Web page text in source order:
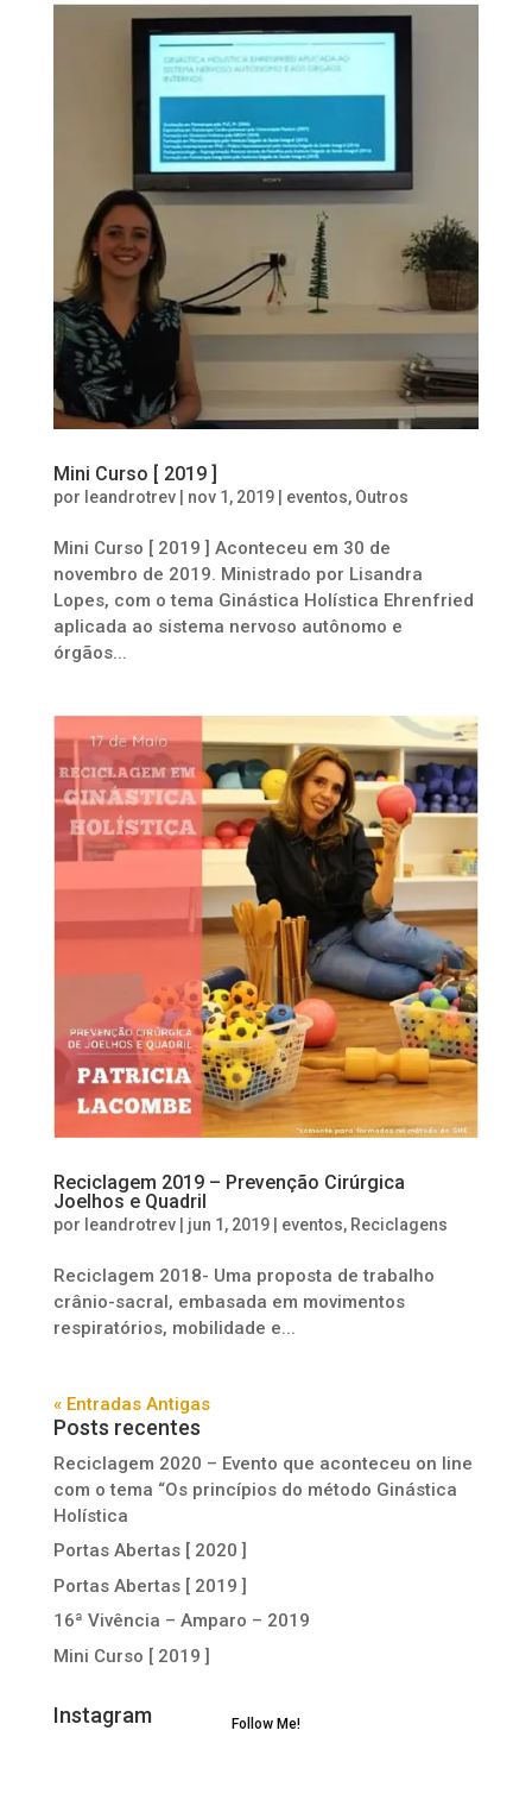
Mini Curso [ 2019 ]
por leandrotrev| nov 1, 2019| eventos, Outros
Mini Curso [ 2019 ] Aconteceu em 30 de
novembro de 2019. Ministrado por Lisandra
Lopes, com o tema Ginástica Holística Ehrenfried
aplicada ao sistema nervoso autônomo e
órgãos...
Reciclagem 2019 – Prevenção Cirúrgica
Joelhos e Quadril
por leandrotrev| jun 1, 2019| eventos, Reciclagens
Reciclagem 2018- Uma proposta de trabalho
crânio-sacral, embasada em movimentos
respiratórios, mobilidade e...
« Entradas Antigas
Posts recentes
Reciclagem 2020 – Evento que aconteceu on line
com o tema “Os princípios do método Ginástica
Holística
Portas Abertas [ 2020 ]
Portas Abertas [ 2019 ]
16ª Vivência – Amparo – 2019
Mini Curso [ 2019 ]
Instagram Follow Me!